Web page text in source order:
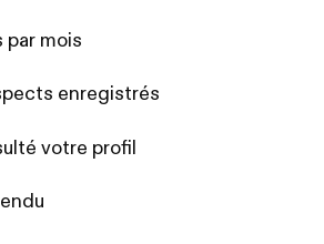
par mois
enregistrés
votre profil